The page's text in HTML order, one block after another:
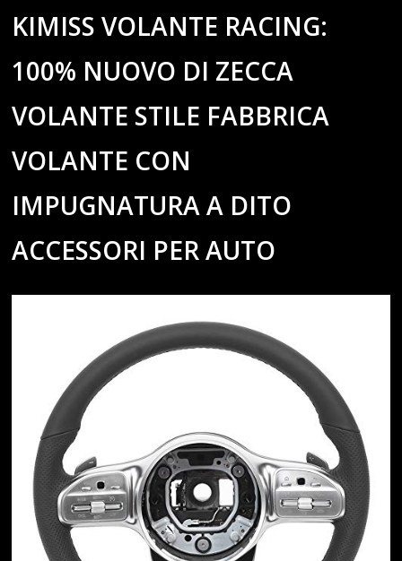
KIMISS VOLANTE RACING:
100% NUOVO DI ZECCA
VOLANTE STILE FABBRICA
VOLANTE CON
IMPUGNATURA A DITO
ACCESSORI PER AUTO